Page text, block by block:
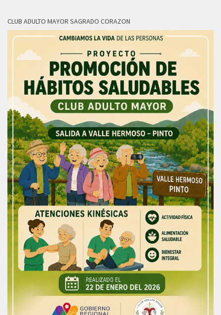
CLUB ADULTO MAYOR SAGRADO CORAZON